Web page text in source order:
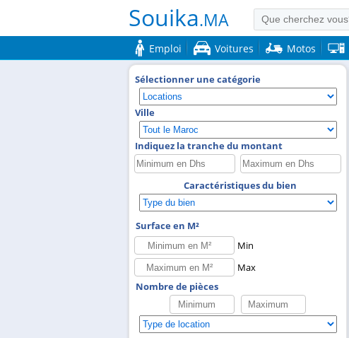
Souika.MA
Emploi Voitures Motos
Sélectionner une catégorie
Ville
Indiquez la tranche du montant
Caractéristiques du bien
Surface en M²
Min
Max
Nombre de pièces